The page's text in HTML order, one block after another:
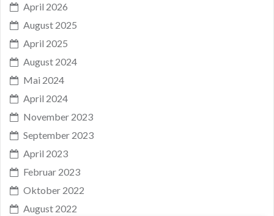
April 2026
August 2025
April 2025
August 2024
Mai 2024
April 2024
November 2023
September 2023
April 2023
Februar 2023
Oktober 2022
August 2022